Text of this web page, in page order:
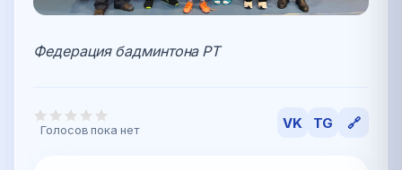
Федерация бадминтона РТ
Голосов пока нет VK TG 🔗